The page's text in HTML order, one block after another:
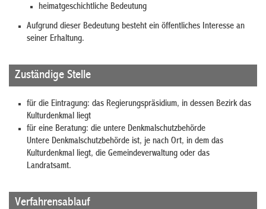
heimatgeschichtliche Bedeutung
Aufgrund dieser Bedeutung besteht ein öffentliches Interesse an
seiner Erhaltung.
Zuständige Stelle
für die Eintragung: das Regierungspräsidium, in dessen Bezirk das
Kulturdenkmal liegt
für eine Beratung: die untere Denkmalschutzbehörde
Untere Denkmalschutzbehörde ist, je nach Ort, in dem das
Kulturdenkmal liegt, die Gemeindeverwaltung oder das
Landratsamt.
Verfahrensablauf